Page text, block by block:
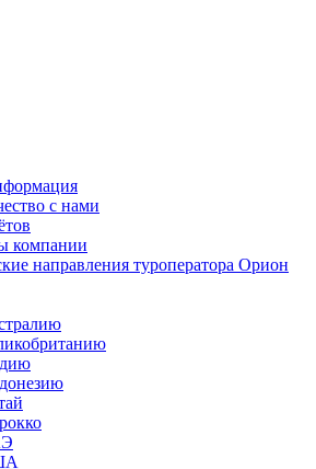
с нами
компании
направления туроператора Орион